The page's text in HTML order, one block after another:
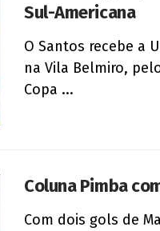
Sul-Americana
O Santos recebe a
na Vila Belmiro,
Copa ...
Coluna Pimba
Com dois gols de